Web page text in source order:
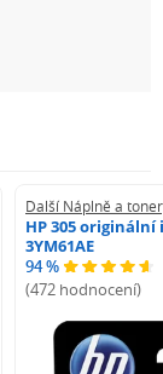
Další Náplně a
HP 305
3YM61AE
94 %
(472 hodnocení)